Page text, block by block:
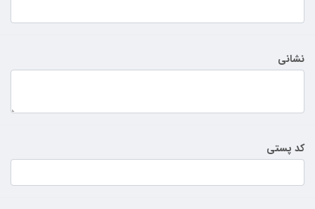
نشانی
کد پستی